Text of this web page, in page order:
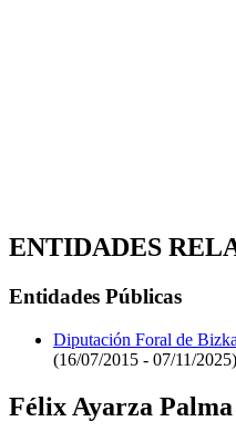
ENTIDADES
Entidades Públicas
Diputación Foral de
(16/07/2015 - 07/11/2025)
Félix Ayarza Palma